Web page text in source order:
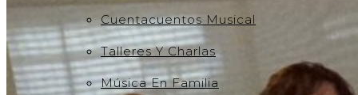
Cuentacuentos Musical
Talleres Y Charlas
Música En Familia